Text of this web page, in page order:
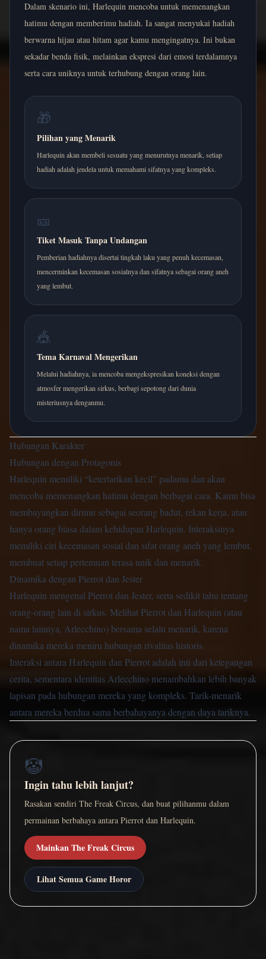
Dalam skenario ini, Harlequin mencoba untuk memenangkan
hatimu dengan memberimu hadiah. Ia sangat menyukai hadiah
berwarna hijau atau hitam agar kamu mengingatnya. Ini bukan
sekadar benda fisik, melainkan ekspresi dari emosi terdalamnya
serta cara uniknya untuk terhubung dengan orang lain.
🎁
Pilihan yang Menarik
Harlequin akan membeli sesuatu yang menurutnya menarik, setiap
hadiah adalah jendela untuk memahami sifatnya yang kompleks.
🎫
Tiket Masuk Tanpa Undangan
Pemberian hadiahnya disertai tingkah laku yang penuh kecemasan,
mencerminkan kecemasan sosialnya dan sifatnya sebagai orang aneh
yang lembut.
🎪
Tema Karnaval Mengerikan
Melalui hadiahnya, ia mencoba mengekspresikan koneksi dengan
atmosfer mengerikan sirkus, berbagi sepotong dari dunia
misteriusnya denganmu.
Hubungan Karakter
Hubungan dengan Protagonis
Harlequin memiliki “ketertarikan kecil” padamu dan akan
mencoba memenangkan hatimu dengan berbagai cara. Kamu bisa
membayangkan dirimu sebagai seorang badut, rekan kerja, atau
hanya orang biasa dalam kehidupan Harlequin. Interaksinya
memiliki ciri kecemasan sosial dan sifat orang aneh yang lembut,
membuat setiap pertemuan terasa unik dan menarik.
Dinamika dengan Pierrot dan Jester
Harlequin mengenal Pierrot dan Jester, serta sedikit tahu tentang
orang-orang lain di sirkus. Melihat Pierrot dan Harlequin (atau
nama lainnya, Arlecchino) bersama selalu menarik, karena
dinamika mereka meniru hubungan rivalitas historis.
Interaksi antara Harlequin dan Pierrot adalah inti dari ketegangan
cerita, sementara identitas Arlecchino menambahkan lebih banyak
lapisan pada hubungan mereka yang kompleks. Tarik-menarik
antara mereka berdua sama berbahayanya dengan daya tariknya.
🤡
Ingin tahu lebih lanjut?
Rasakan sendiri The Freak Circus, dan buat pilihanmu dalam
permainan berbahaya antara Pierrot dan Harlequin.
Mainkan The Freak Circus
Lihat Semua Game Horor